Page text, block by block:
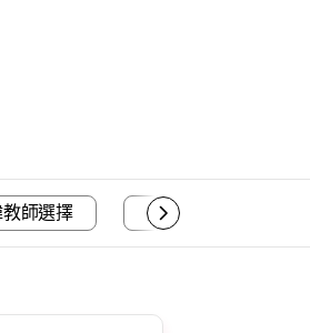
教師選擇 適合的老師